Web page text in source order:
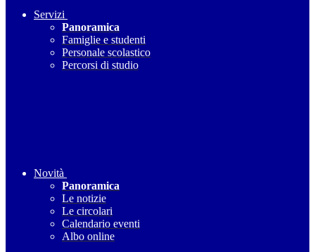
Servizi
Panoramica
Famiglie e studenti
Personale scolastico
Percorsi di studio
Novità
Panoramica
Le notizie
Le circolari
Calendario eventi
Albo online